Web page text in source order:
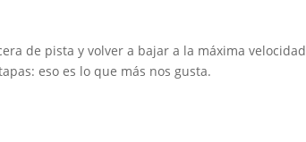
de pista y volver a bajar a la máxima velocidad
eso es lo que más nos gusta.